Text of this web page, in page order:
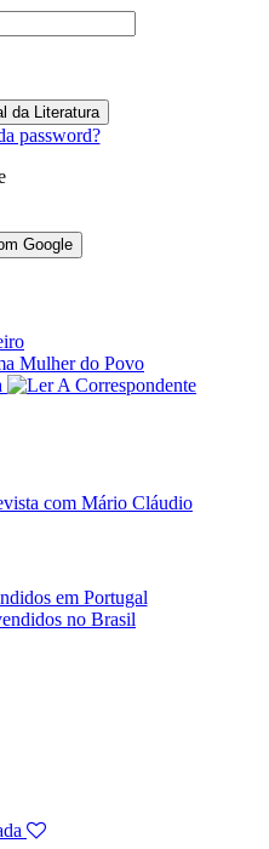
password?
Google